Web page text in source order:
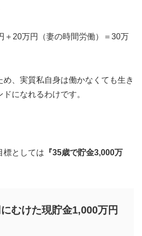
＋20万円（妻の時間労働）＝30万
め、実質私自身は働かなくても生き
になれるわけです。
標としては 『35歳で貯金3,000万
むけた現貯金1,000万円